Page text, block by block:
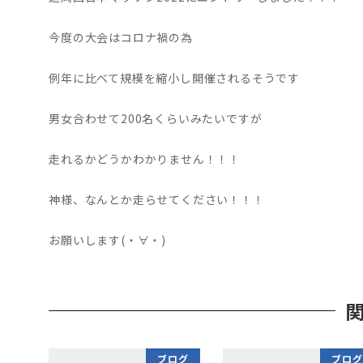
今度の大会はコロナ禍の為
例年に比べて規模を縮小し開催されるそうです
男女合わせて200名くらいみたいですが
走れるかどうかわかりません！！！
神様、なんとか走らせてください！！！
お願いします(・∀・)
ブログ ブログ